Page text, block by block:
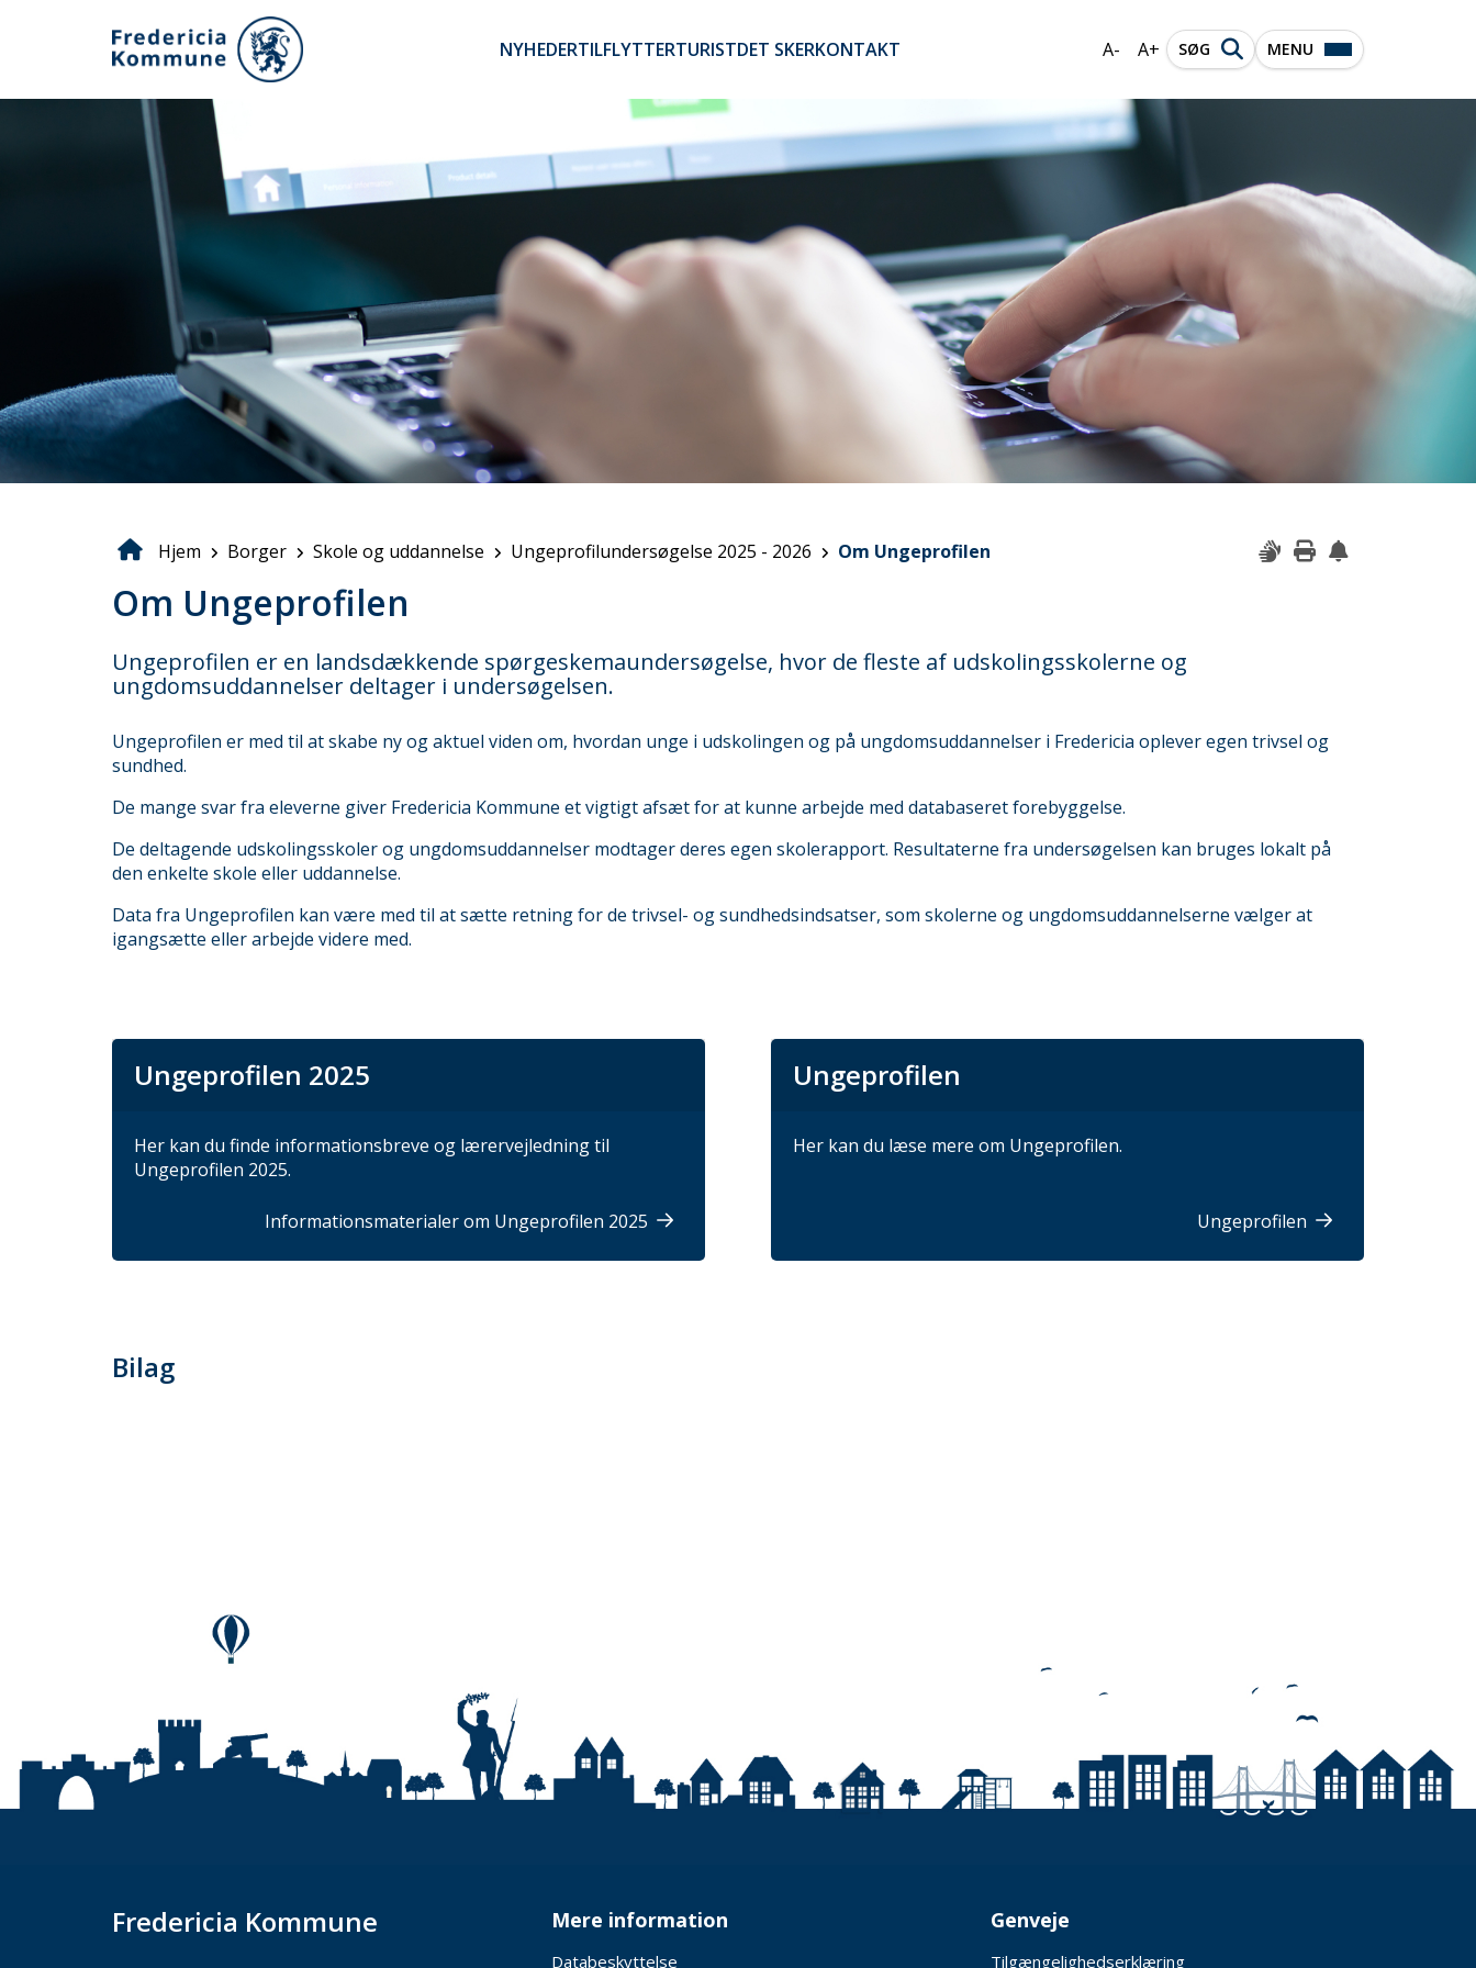
NYHEDERTILFLYTTERTURISTDET SKERKONTAKT A- A+ SØG MENU
Brødkrumme
Hjem Borger Skole og uddannelse Ungeprofilundersøgelse 2025 - 2026 Om Ungeprofilen
Om Ungeprofilen
Ungeprofilen er en landsdækkende spørgeskemaundersøgelse, hvor de fleste af udskolingsskolerne og
ungdomsuddannelser deltager i undersøgelsen.
Ungeprofilen er med til at skabe ny og aktuel viden om, hvordan unge i udskolingen og på ungdomsuddannelser i Fredericia oplever egen trivsel og
sundhed.
De mange svar fra eleverne giver Fredericia Kommune et vigtigt afsæt for at kunne arbejde med databaseret forebyggelse.
De deltagende udskolingsskoler og ungdomsuddannelser modtager deres egen skolerapport. Resultaterne fra undersøgelsen kan bruges lokalt på
den enkelte skole eller uddannelse.
Data fra Ungeprofilen kan være med til at sætte retning for de trivsel- og sundhedsindsatser, som skolerne og ungdomsuddannelserne vælger at
igangsætte eller arbejde videre med.
Ungeprofilen 2025
Her kan du finde informationsbreve og lærervejledning til
Ungeprofilen 2025.
Informationsmaterialer om Ungeprofilen 2025
Ungeprofilen
Her kan du læse mere om Ungeprofilen.
Ungeprofilen
Bilag
Fredericia Kommune Mere information
Databeskyttelse
Genveje
Tilgængelighedserklæring